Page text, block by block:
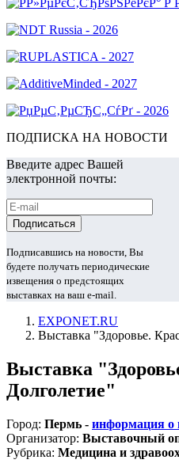
ПОДПИСКА НА НОВОСТИ
Введите адрес Вашей
электронной почты:
Подписавшись на новости, Вы
будете получать периодические
извещения о предстоящих
выставках на ваш e-mail.
EXPONET.RU
Выставка "Здоровье.
Выставка
Долголетие"
Город: Пермь - информация о
Организатор: Выставочный
Рубрика: Медицина и